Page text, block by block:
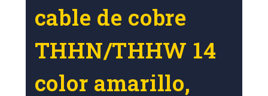
cable de cobre
THHN/THHW 14
color amarillo,